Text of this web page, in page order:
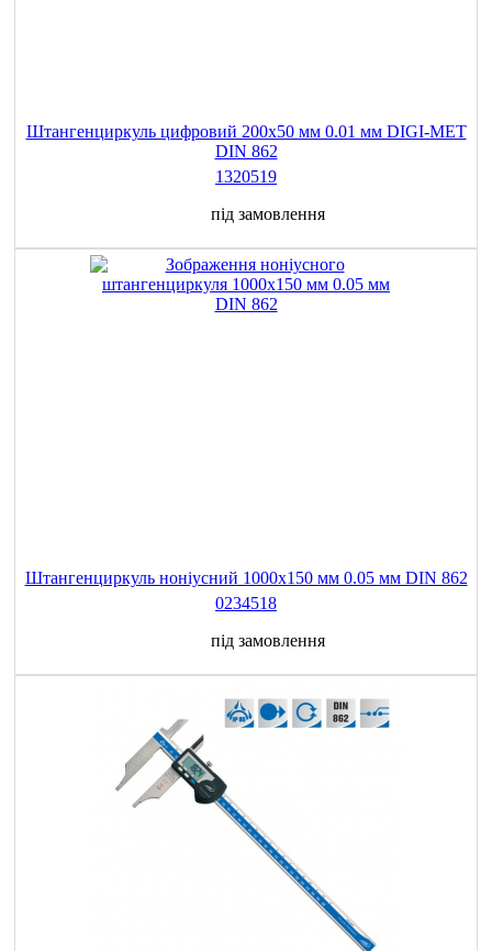
Штангенциркуль цифровий 200х50 мм 0.01 мм DIGI-MET
DIN 862
1320519
під замовлення
Штангенциркуль ноніусний 1000x150 мм 0.05 мм DIN 862
0234518
під замовлення